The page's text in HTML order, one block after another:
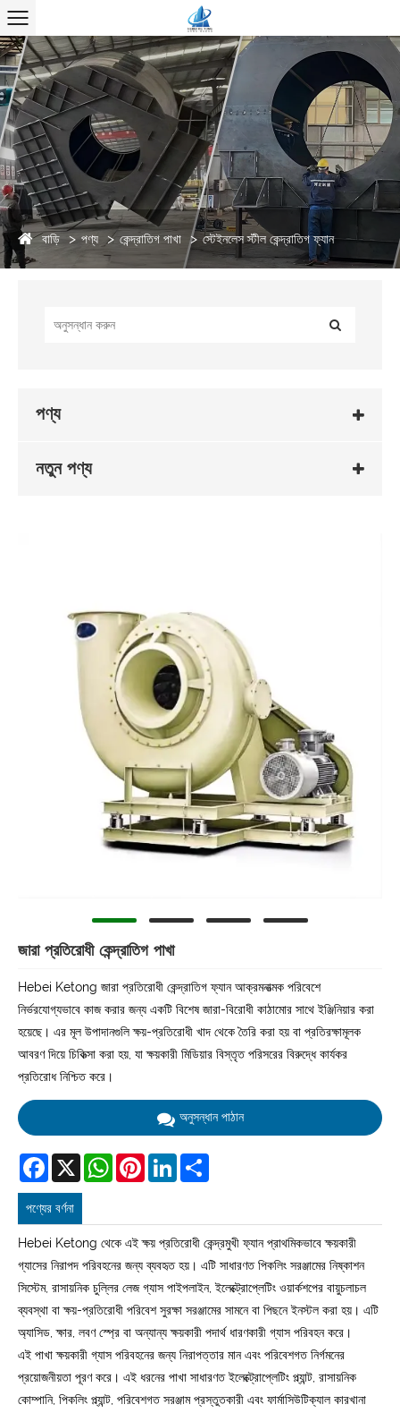
বাড়ি পণ্য কেন্দ্রাতিগ পাখা স্টেইনলেস স্টীল কেন্দ্রাতিগ ফ্যান
পণ্য
নতুন পণ্য
জারা প্রতিরোধী কেন্দ্রাতিগ পাখা
Hebei Ketong জারা প্রতিরোধী কেন্দ্রাতিগ ফ্যান আক্রমনাত্মক পরিবেশে
নির্ভরযোগ্যভাবে কাজ করার জন্য একটি বিশেষ জারা-বিরোধী কাঠামোর সাথে ইঞ্জিনিয়ার করা
হয়েছে। এর মূল উপাদানগুলি ক্ষয়-প্রতিরোধী খাদ থেকে তৈরি করা হয় বা প্রতিরক্ষামূলক
আবরণ দিয়ে চিকিত্সা করা হয়, যা ক্ষয়কারী মিডিয়ার বিস্তৃত পরিসরের বিরুদ্ধে কার্যকর
প্রতিরোধ নিশ্চিত করে।
অনুসন্ধান পাঠান
Facebook
X WhatsAppPinterestLinkedIn
পণ্যের বর্ণনা
Hebei Ketong থেকে এই ক্ষয় প্রতিরোধী কেন্দ্রমুখী ফ্যান প্রাথমিকভাবে ক্ষয়কারী
গ্যাসের নিরাপদ পরিবহনের জন্য ব্যবহৃত হয়। এটি সাধারণত পিকলিং সরঞ্জামের নিষ্কাশন
সিস্টেম, রাসায়নিক চুল্লির লেজ গ্যাস পাইপলাইন, ইলেক্ট্রোপ্লেটিং ওয়ার্কশপের বায়ুচলাচল
ব্যবস্থা বা ক্ষয়-প্রতিরোধী পরিবেশ সুরক্ষা সরঞ্জামের সামনে বা পিছনে ইনস্টল করা হয়। এটি
অ্যাসিড, ক্ষার, লবণ স্প্রে বা অন্যান্য ক্ষয়কারী পদার্থ ধারণকারী গ্যাস পরিবহন করে।
এই পাখা ক্ষয়কারী গ্যাস পরিবহনের জন্য নিরাপত্তার মান এবং পরিবেশগত নির্গমনের
প্রয়োজনীয়তা পূরণ করে। এই ধরনের পাখা সাধারণত ইলেক্ট্রোপ্লেটিং প্ল্যান্ট, রাসায়নিক
কোম্পানি, পিকলিং প্ল্যান্ট, পরিবেশগত সরঞ্জাম প্রস্তুতকারী এবং ফার্মাসিউটিক্যাল কারখানা